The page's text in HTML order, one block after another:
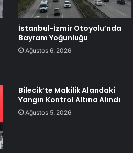
İstanbul-İzmir Otoyolu’nda
Bayram Yoğunluğu
Ağustos 6, 2026
Bilecik’te Makilik Alandaki
Yangın Kontrol Altına Alındı
Ağustos 5, 2026